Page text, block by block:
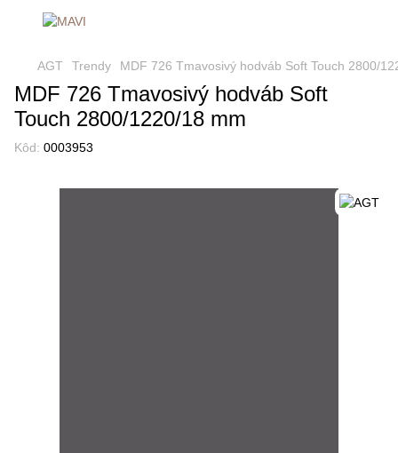
AGT Trendy MDF 726 Tmavosivý hodváb Soft Touch 2800/
MDF 726 Tmavosivý hodváb Soft
Touch 2800/1220/18 mm
Kôd: 0003953